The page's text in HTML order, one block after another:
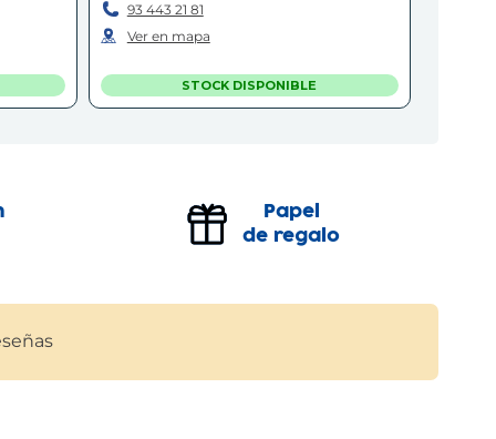
93 443 21 81
Ver en mapa
STOCK DISPONIBLE
de Barcelona, Km. 6,7(08210
93 729 05 22
STOCK DISPONIBLE
Papel
de regalo